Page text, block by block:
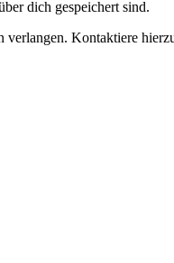
dich gespeichert sind.
Kontaktiere